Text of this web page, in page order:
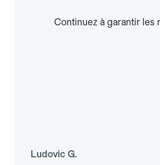
Continuez à garantir les
Ludovic G.